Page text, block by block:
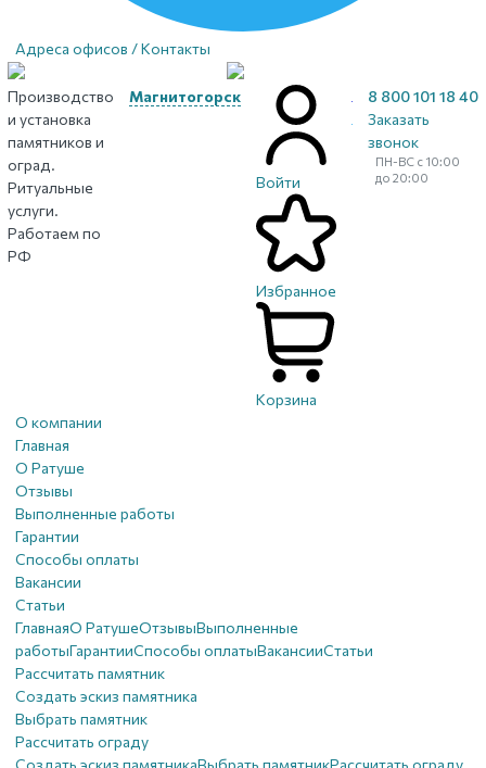
Адреса офисов / Контакты
Производство
и установка
памятников и
оград.
Ритуальные
услуги.
Работаем по
РФ
Магнитогорск
Войти
Избранное
Корзина
8 800 101 18 40
Заказать
звонок
ПН-ВС с 10:00
до 20:00
О компании
Главная
О Ратуше
Отзывы
Выполненные работы
Гарантии
Способы оплаты
Вакансии
Статьи
ГлавнаяО РатушеОтзывыВыполненные
работыГарантииСпособы оплатыВакансииСтатьи
Рассчитать памятник
Создать эскиз памятника
Выбрать памятник
Рассчитать ограду
Создать эскиз памятникаВыбрать памятникРассчитать ограду